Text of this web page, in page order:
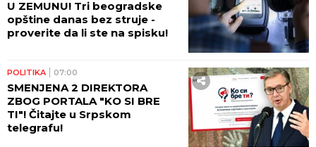
U ZEMUNU! Tri beogradske
opštine danas bez struje -
proverite da li ste na spisku!
POLITIKA 07:00
SMENJENA 2 DIREKTORA
ZBOG PORTALA "KO SI BRE
TI"! Čitajte u Srpskom
telegrafu!